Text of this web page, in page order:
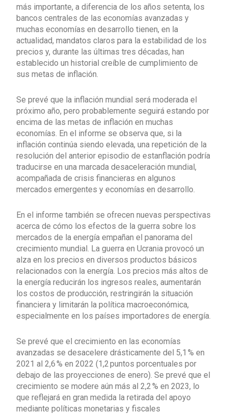
más importante, a diferencia de los años setenta, los
bancos centrales de las economías avanzadas y
muchas economías en desarrollo tienen, en la
actualidad, mandatos claros para la estabilidad de los
precios y, durante las últimas tres décadas, han
establecido un historial creíble de cumplimiento de
sus metas de inflación.
Se prevé que la inflación mundial será moderada el
próximo año, pero probablemente seguirá estando por
encima de las metas de inflación en muchas
economías. En el informe se observa que, si la
inflación continúa siendo elevada, una repetición de la
resolución del anterior episodio de estanflación podría
traducirse en una marcada desaceleración mundial,
acompañada de crisis financieras en algunos
mercados emergentes y economías en desarrollo.
En el informe también se ofrecen nuevas perspectivas
acerca de cómo los efectos de la guerra sobre los
mercados de la energía empañan el panorama del
crecimiento mundial. La guerra en Ucrania provocó un
alza en los precios en diversos productos básicos
relacionados con la energía. Los precios más altos de
la energía reducirán los ingresos reales, aumentarán
los costos de producción, restringirán la situación
financiera y limitarán la política macroeconómica,
especialmente en los países importadores de energía.
Se prevé que el crecimiento en las economías
avanzadas se desacelere drásticamente del 5,1 % en
2021 al 2,6 % en 2022 (1,2 puntos porcentuales por
debajo de las proyecciones de enero). Se prevé que el
crecimiento se modere aún más al 2,2 % en 2023, lo
que reflejará en gran medida la retirada del apoyo
mediante políticas monetarias y fiscales